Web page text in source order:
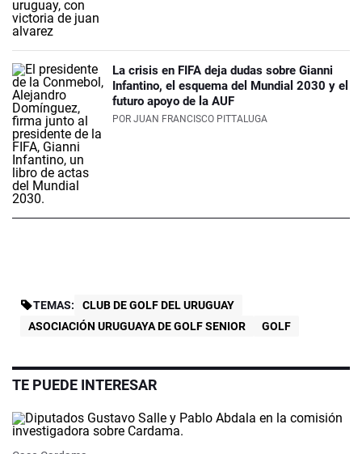
La crisis en FIFA deja dudas sobre Gianni
Infantino, el esquema del Mundial 2030 y el
futuro apoyo de la AUF
POR JUAN FRANCISCO PITTALUGA
TEMAS:
CLUB DE GOLF DEL URUGUAY
ASOCIACIÓN URUGUAYA DE GOLF SENIOR
GOLF
TE PUEDE INTERESAR